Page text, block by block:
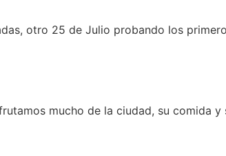
otro 25 de Julio probando los
mucho de la ciudad, su comida y